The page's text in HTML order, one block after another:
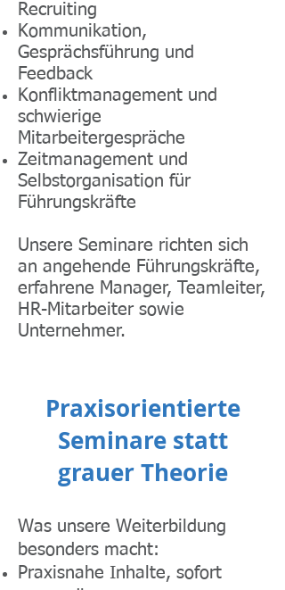
Recruiting
Kommunikation,
Gesprächsführung und
Feedback
Konfliktmanagement und
schwierige
Mitarbeitergespräche
Zeitmanagement und
Selbstorganisation für
Führungskräfte
Unsere Seminare richten sich
an angehende Führungskräfte,
erfahrene Manager, Teamleiter,
HR-Mitarbeiter sowie
Unternehmer.
Praxisorientierte
Seminare statt
grauer Theorie
Was unsere Weiterbildung
besonders macht:
Praxisnahe Inhalte, sofort